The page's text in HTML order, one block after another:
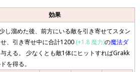
効果
し溜めた後、前方にいる敵を引き寄せてスタン
、引き寄せ中に合計1200 (+1.8 魔力)の魔法ダ
える。 少なくとも敵1体にヒットすればGrakk
を得る。